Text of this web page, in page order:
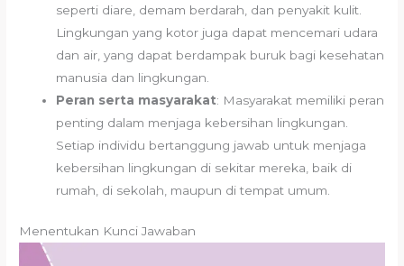
seperti diare, demam berdarah, dan penyakit kulit.
Lingkungan yang kotor juga dapat mencemari udara
dan air, yang dapat berdampak buruk bagi kesehatan
manusia dan lingkungan.
Peran serta masyarakat: Masyarakat memiliki peran
penting dalam menjaga kebersihan lingkungan.
Setiap individu bertanggung jawab untuk menjaga
kebersihan lingkungan di sekitar mereka, baik di
rumah, di sekolah, maupun di tempat umum.
Menentukan Kunci Jawaban